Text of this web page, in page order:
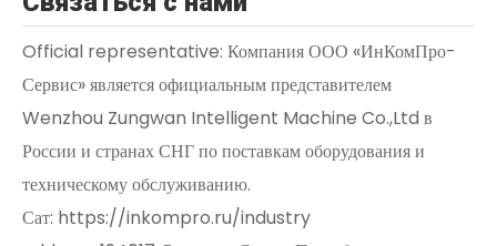
Official representative: Компания ООО «ИнКомПро-
Сервис» является официальным представителем
Wenzhou Zungwan Intelligent Machine Co.,Ltd в
России и странах СНГ по поставкам оборудования и
техническому обслуживанию.
Сат: https://inkompro.ru/industry